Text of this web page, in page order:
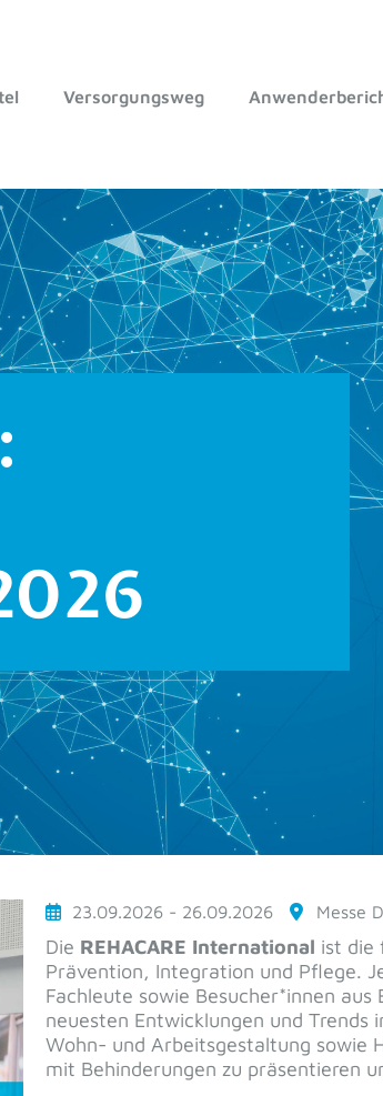
Versorgungsweg
23.09.2026 - 26.09.2026 Messe
Die REHACARE International ist die
Prävention, Integration und Pflege.
Fachleute sowie Besucher*innen
neuesten Entwicklungen und
Wohn- und Arbeitsgestaltung sowie
mit Behinderungen zu präsentieren